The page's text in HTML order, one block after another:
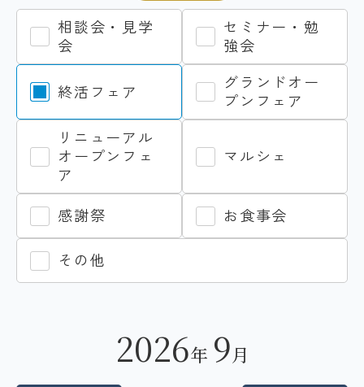
相談会・見学
会
セミナー・勉
強会
終活フェア
グランドオー
プンフェア
リニューアル
オープンフェ
ア
マルシェ
感謝祭 お食事会
その他
2026年 9月